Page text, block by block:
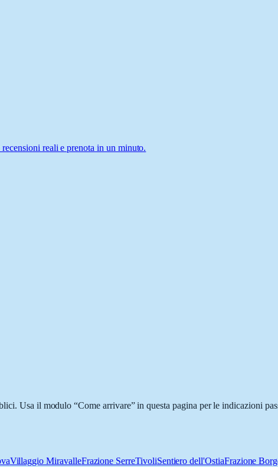
reali e prenota in un minuto.
Usa il modulo “Come arrivare” in questa pagina per le indicazioni
Villaggio MiravalleFrazione SerreTivoliSentiero dell'OstiaFrazione